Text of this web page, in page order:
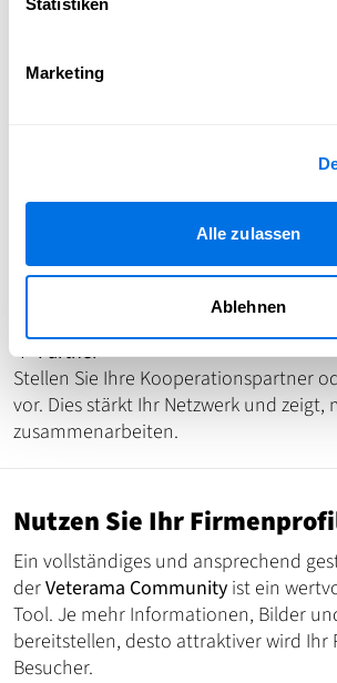
Statistiken
Marketing
Alle zulassen
Ablehnen
Videos sind ein starkes Medium, um
Produktvorstellung oder ein Blick
nutzen Sie Videos, um Ihre Marke
wie Facebook, Instagram oder
Ihre Reichweite und gewinnen neue
Hier können Sie Ihre bisherigen
oder Handwerksbetriebe, um ihre
🔹Partner
Stellen Sie Ihre Kooperationspartner
vor. Dies stärkt Ihr Netzwerk und zeigt,
zusammenarbeiten.
Nutzen Sie Ihr
Ein vollständiges und ansprechend
derVeterama Community ist ein
Tool. Je mehr Informationen, Bilder
bereitstellen, desto attraktiver wird Ihr
Besucher.